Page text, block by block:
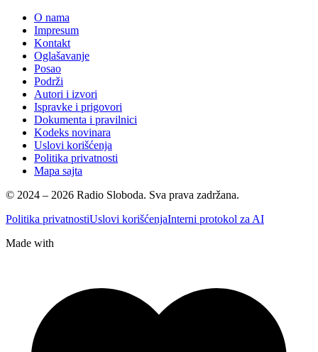
O nama
Impresum
Kontakt
Oglašavanje
Posao
Podrži
Autori i izvori
Ispravke i prigovori
Dokumenta i pravilnici
Kodeks novinara
Uslovi korišćenja
Politika privatnosti
Mapa sajta
© 2024 – 2026 Radio Sloboda. Sva prava zadržana.
Politika privatnostiUslovi korišćenjaInterni protokol za AI
Made with